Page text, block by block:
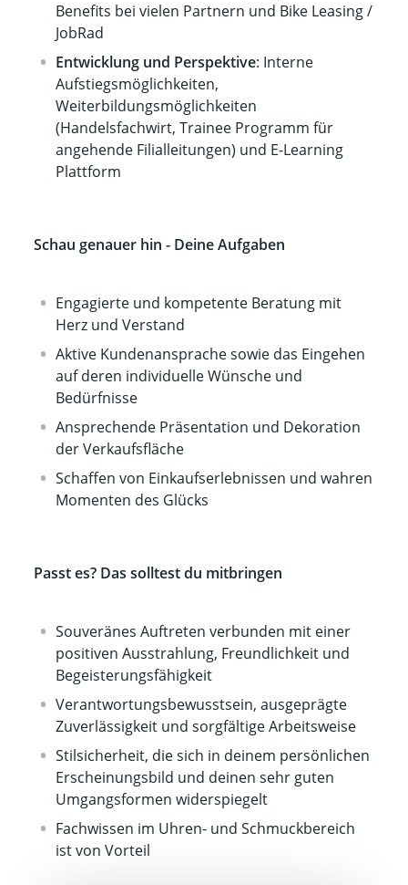
Benefits bei vielen Partnern und Bike Leasing /
JobRad
Entwicklung und Perspektive: Interne
Aufstiegsmöglichkeiten,
Weiterbildungsmöglichkeiten
(Handelsfachwirt, Trainee Programm für
angehende Filialleitungen) und E-Learning
Plattform
Schau genauer hin - Deine Aufgaben
Engagierte und kompetente Beratung mit
Herz und Verstand
Aktive Kundenansprache sowie das Eingehen
auf deren individuelle Wünsche und
Bedürfnisse
Ansprechende Präsentation und Dekoration
der Verkaufsfläche
Schaffen von Einkaufserlebnissen und wahren
Momenten des Glücks
Passt es? Das solltest du mitbringen
Souveränes Auftreten verbunden mit einer
positiven Ausstrahlung, Freundlichkeit und
Begeisterungsfähigkeit
Verantwortungsbewusstsein, ausgeprägte
Zuverlässigkeit und sorgfältige Arbeitsweise
Stilsicherheit, die sich in deinem persönlichen
Erscheinungsbild und deinen sehr guten
Umgangsformen widerspiegelt
Fachwissen im Uhren- und Schmuckbereich
ist von Vorteil